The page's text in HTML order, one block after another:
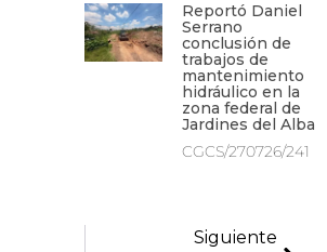
Reportó Daniel
Serrano
conclusión de
trabajos de
mantenimiento
hidráulico en la
zona federal de
Jardines del Alba
CGCS/270726/241
Siguiente